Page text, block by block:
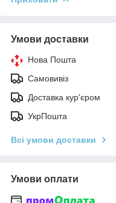
Умови доставки
Нова Пошта
Самовивіз
Доставка кур'єром
УкрПошта
Всі умови доставки
Умови оплати